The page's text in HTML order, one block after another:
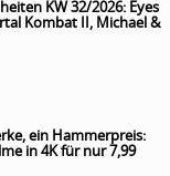
KW 32/2026: Eyes
Kombat II, Michael &
ein Hammerpreis:
in 4K für nur 7,99